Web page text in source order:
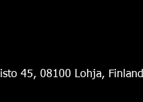
45, 08100 Lohja, Finland